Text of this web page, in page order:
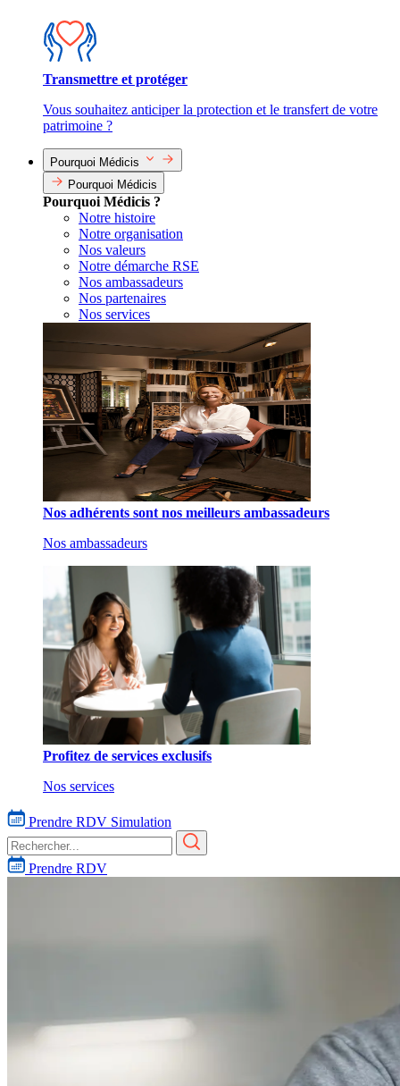
Transmettre et protéger
Vous souhaitez anticiper la protection et le transfert de votre
patrimoine ?
Pourquoi Médicis
Pourquoi Médicis
Pourquoi Médicis ?
Notre histoire
Notre organisation
Nos valeurs
Notre démarche RSE
Nos ambassadeurs
Nos partenaires
Nos services
Nos adhérents sont nos meilleurs ambassadeurs
Nos ambassadeurs
Profitez de services exclusifs
Nos services
Prendre RDV Simulation
Prendre RDV